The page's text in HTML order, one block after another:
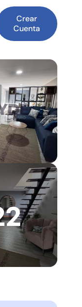
Crear
Cuenta